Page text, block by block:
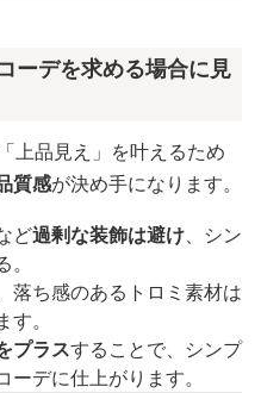
ーデを求める場合に見
上品見え」を叶えるため
質感が決め手になります。
ど過剰な装飾は避け、シン
落ち感のあるトロミ素材は
。
プラスすることで、シンプ
デに仕上がります。